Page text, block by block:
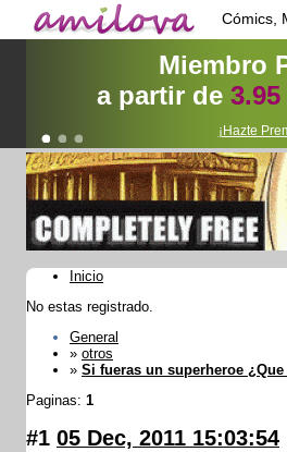
Cómics,
Miembro
a partir de
¡Hazte
Inicio
No estas registrado.
General
» otros
» Si fueras un superheroe
Paginas: 1
#1 05 Dec, 2011 15:03:54